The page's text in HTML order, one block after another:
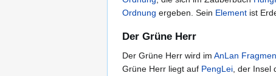
Ordnung ergeben. Sein Element ist
Der Grüne Herr
Der Grüne Herr wird im AnLan
Grüne Herr liegt auf PengLei , der